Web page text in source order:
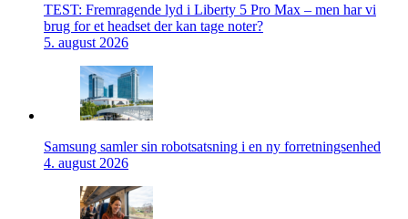
TEST: Fremragende lyd i Liberty 5 Pro Max – men har vi
brug for et headset der kan tage noter?
5. august 2026
Samsung samler sin robotsatsning i en ny forretningsenhed
4. august 2026